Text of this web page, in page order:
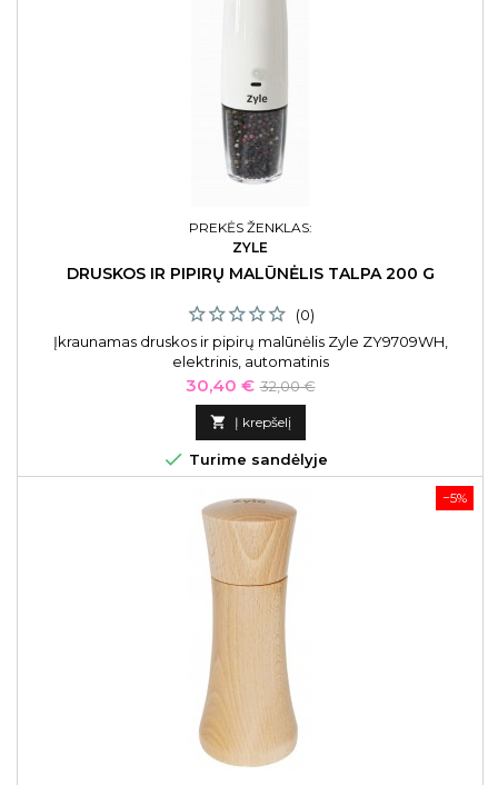
PREKĖS ŽENKLAS:
ZYLE
DRUSKOS IR PIPIRŲ MALŪNĖLIS TALPA 200 G
(0)
Įkraunamas druskos ir pipirų malūnėlis Zyle ZY9709WH,
elektrinis, automatinis
Kaina
30,40 € Bazinė
kaina
32,00 €
 Į krepšelį
 Turime sandėlyje
−5%